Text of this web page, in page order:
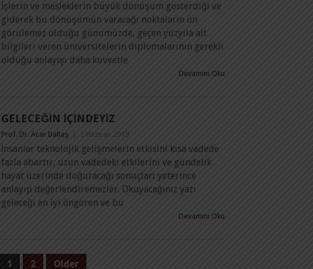
İşlerin ve mesleklerin büyük dönüşüm gösterdiği ve
giderek bu dönüşümün varacağı noktaların ön
görülemez olduğu günümüzde, geçen yüzyıla ait
bilgileri veren üniversitelerin diplomalarının gerekli
olduğu anlayışı daha kuvvetle
Devamını Oku
GELECEĞIN İÇINDEYIZ
Prof. Dr. Acar Baltaş 5 Haziran 2019
İnsanlar teknolojik gelişmelerin etkisini kısa vadede
fazla abartır, uzun vadedeki etkilerini ve gündelik
hayat üzerinde doğuracağı sonuçları yeterince
anlayıp değerlendiremezler. Okuyacağınız yazı
geleceği en iyi öngören ve bu
Devamını Oku
1 2 Older